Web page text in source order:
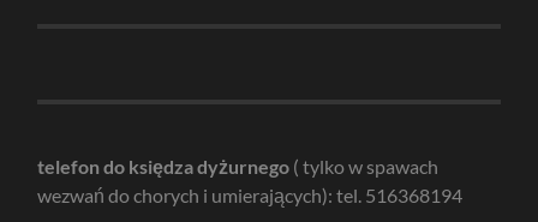
telefon do księdza dyżurnego ( tylko w spawach
wezwań do chorych i umierających): tel. 516368194